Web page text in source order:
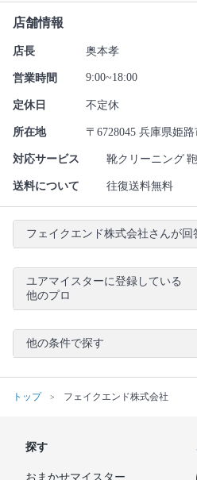
店舗情報
店長 奥本孝
営業時間 9:00~18:00
定休日 不定休
所在地 〒6728045 兵庫県姫
対応サービス 靴クリーニング
送料について 往復送料無料
フェイクエンド株式会社さんが回
ユアマイスターに登録している
他のプロ
他の条件で探す
トップ フェイクエンド株式会社
探す
おまかせマイスター